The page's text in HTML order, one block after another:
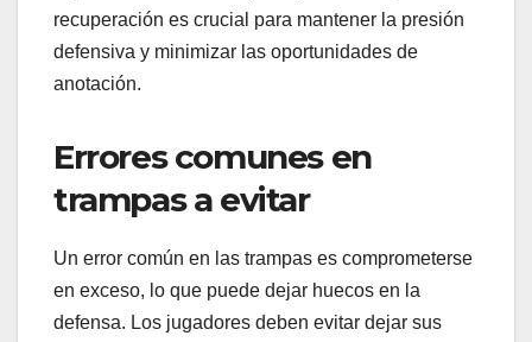
recuperación es crucial para mantener la presión
defensiva y minimizar las oportunidades de
anotación.
Errores comunes en
trampas a evitar
Un error común en las trampas es comprometerse
en exceso, lo que puede dejar huecos en la
defensa. Los jugadores deben evitar dejar sus